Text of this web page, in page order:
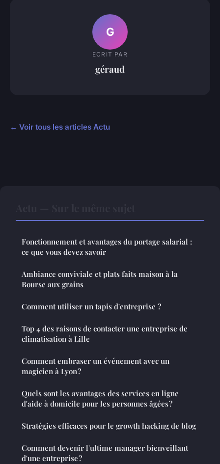
G
ECRIT PAR
géraud
← Voir tous les articles Actu
Fonctionnement et avantages du portage salarial :
ce que vous devez savoir
Ambiance conviviale et plats faits maison à la
Bourse aux grains
Comment utiliser un tapis d'entreprise ?
Top 4 des raisons de contacter une entreprise de
climatisation à Lille
Comment embraser un événement avec un
magicien à Lyon ?
Quels sont les avantages des services en ligne
d'aide à domicile pour les personnes âgées ?
Stratégies efficaces pour le growth hacking de blog
Comment devenir l'ultime manager bienveillant
d'une entreprise ?